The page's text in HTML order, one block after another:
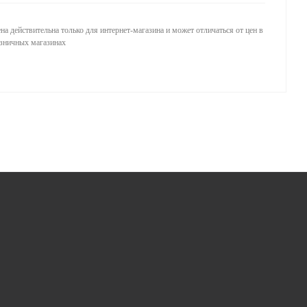
действительна только для интернет-магазина и может отличаться от цен в
магазинах